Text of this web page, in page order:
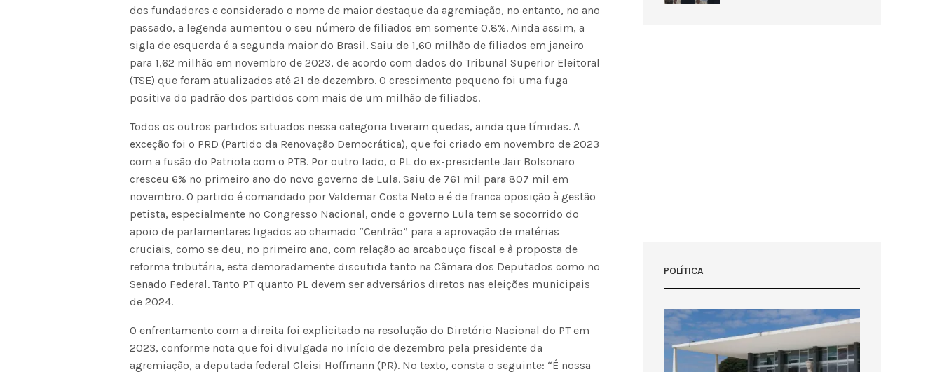
dos fundadores e considerado o nome de maior destaque da agremiação, no entanto, no ano
passado, a legenda aumentou o seu número de filiados em somente 0,8%. Ainda assim, a
sigla de esquerda é a segunda maior do Brasil. Saiu de 1,60 milhão de filiados em janeiro
para 1,62 milhão em novembro de 2023, de acordo com dados do Tribunal Superior Eleitoral
(TSE) que foram atualizados até 21 de dezembro. O crescimento pequeno foi uma fuga
positiva do padrão dos partidos com mais de um milhão de filiados.
Todos os outros partidos situados nessa categoria tiveram quedas, ainda que tímidas. A
exceção foi o PRD (Partido da Renovação Democrática), que foi criado em novembro de 2023
com a fusão do Patriota com o PTB. Por outro lado, o PL do ex-presidente Jair Bolsonaro
cresceu 6% no primeiro ano do novo governo de Lula. Saiu de 761 mil para 807 mil em
novembro. O partido é comandado por Valdemar Costa Neto e é de franca oposição à gestão
petista, especialmente no Congresso Nacional, onde o governo Lula tem se socorrido do
apoio de parlamentares ligados ao chamado “Centrão” para a aprovação de matérias
cruciais, como se deu, no primeiro ano, com relação ao arcabouço fiscal e à proposta de
reforma tributária, esta demoradamente discutida tanto na Câmara dos Deputados como no
Senado Federal. Tanto PT quanto PL devem ser adversários diretos nas eleições municipais
de 2024.
O enfrentamento com a direita foi explicitado na resolução do Diretório Nacional do PT em
2023, conforme nota que foi divulgada no início de dezembro pela presidente da
agremiação, a deputada federal Gleisi Hoffmann (PR). No texto, consta o seguinte: “É nossa
POLÍTICA